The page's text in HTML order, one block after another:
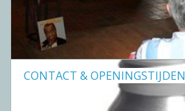
Reviews
CONTACT & OPENINGSTIJDEN